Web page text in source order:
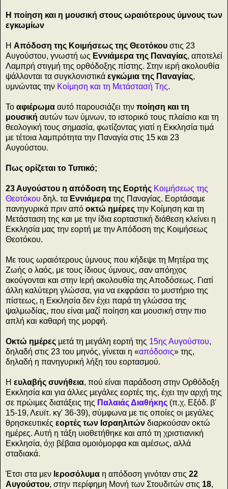
Η ποίηση και η μουσική στους ωραιότερους ύμνους των
εγκωμίων
Η Απόδοση της Κοιμήσεως της Θεοτόκου στις 23
Αυγούστου, γνωστή ως Εννιάμερα της Παναγίας, αποτελεί
Λαμπρή στιγμή της ορθόδοξης πίστης. Στην ιερή ακολουθία
ψάλλονται τα συγκλονιστικά εγκώμια της Παναγίας,
υμνώντας την Κοίμηση και τη Μετάστασή Της.
Το αφιέρωμα αυτό παρουσιάζει την ποίηση και τη
μουσική αυτών των ύμνων, το ιστορικό τους πλαίσιο και τη
θεολογική τους σημασία, φωτίζοντας γιατί η Εκκλησία τιμά
με τέτοια λαμπρότητα την Παναγία στις 15 και 23
Αυγούστου.
Πως ορίζεται το Τυπικό;
23 Αυγούστου η απόδοση της Εορτής Κοιμήσεως της
Θεοτόκου δηλ. τα Εννιάμερα της Παναγίας. Εορτάσαμε
πανηγυρικά πριν από οκτώ ημέρες την Κοίμηση και τη
Μετάσταση της και με την ίδια εορταστική διάθεση κλείνει η
Εκκλησία μας την εορτή με την Απόδοση της Κοιμήσεως
Θεοτόκου.
Με τους ωραιότερους ύμνους που κήδεψε τη Μητέρα της
Ζωής ο λαός, με τους ίδιους ύμνους, σαν απόηχος
ακούγονται και στην Ιερή ακολουθία της Αποδόσεως. Γιατί
άλλη καλύτερη γλώσσα, για να εκφράσει το μυστήριο της
πίστεως, η Εκκλησία δεν έχει παρά τη γλώσσα της
ψαλμωδίας, που είναι μαζί ποίηση και μουσική στην πιο
απλή και καθαρή της μορφή.
Οκτώ ημέρες μετά τη μεγάλη εορτή της 15ης Αυγούστου,
δηλαδή στις 23 του μηνός, γίνεται η «απόδοσις» της,
δηλαδή η πανηγυρική λήξη του εορτασμού.
Η ευλαβής συνήθεια, πού είναι παράδοση στην Ορθόδοξη
Εκκλησία και για άλλες μεγάλες εορτές της, έχει την αρχή της
σε πρώιμες διατάξεις της Παλαιάς Διαθήκης (π.χ. Εξόδ. β'
15-19, Λευϊτ. κγ' 36-39), σύμφωνα με τις οποίες οι μεγάλες
θρησκευτικές εορτές των Ισραηλιτών διαρκούσαν οκτώ
ημέρες. Αυτή η τάξη υιοθετήθηκε και από τη χριστιανική
Εκκλησία, όχι βέβαια ομοιόμορφα και αμέσως, αλλά
σταδιακά.
Έτσι στα μεν Ιεροσόλυμα η απόδοση γινόταν στις 22
Αυγούστου, στην περίφημη Μονή των Στουδιτών στις 18,